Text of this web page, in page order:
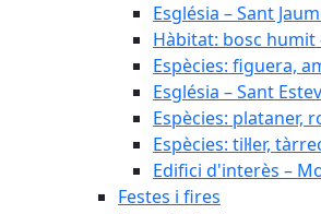
Església – Sant
Hàbitat: bosc humit
Espècies: figuera,
Església – Sant
Espècies: plataner,
Espècies: til·ler,
Edifici d'interès –
Festes i fires